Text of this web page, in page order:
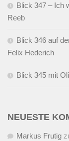
Blick 347 – Ich
Reeb
Blick 346 auf
Felix Hederich
Blick 345 mit
NEUESTE
Markus Frutig